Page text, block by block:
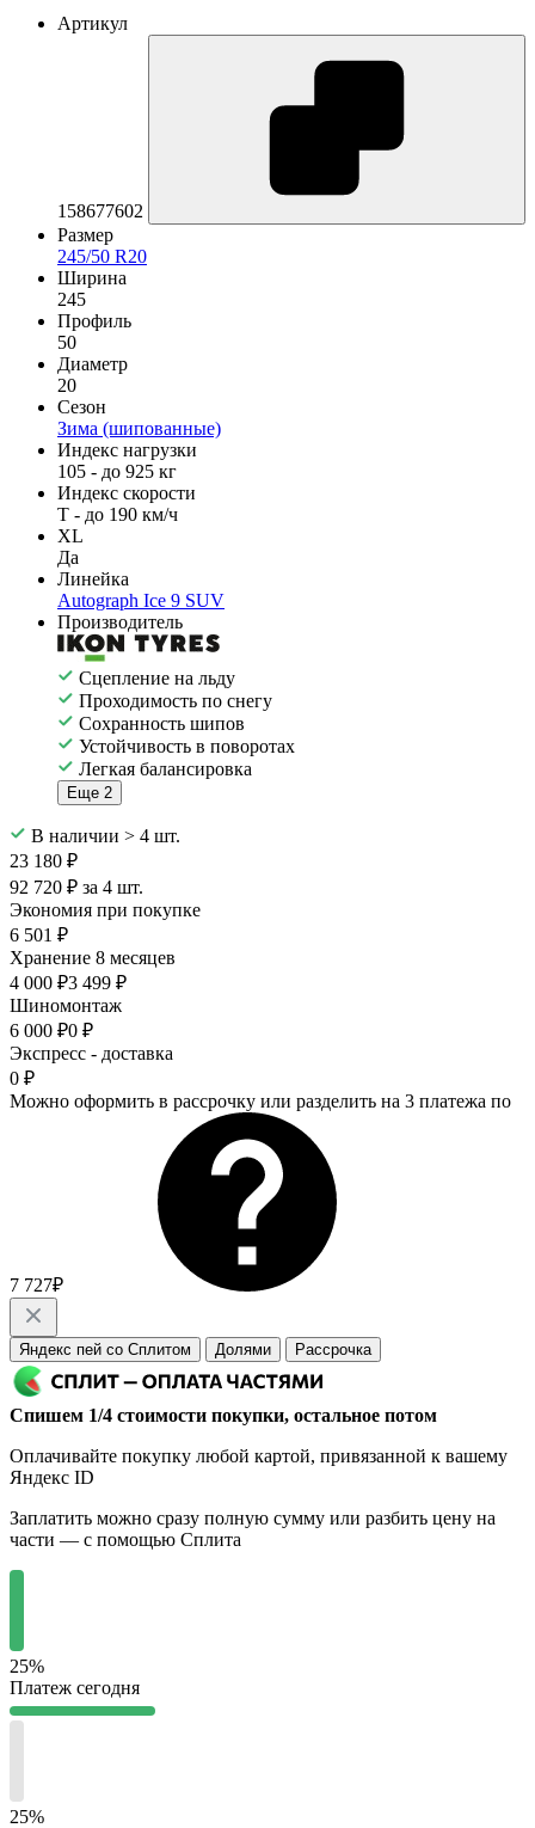
Артикул
158677602
Размер
245/50 R20
Ширина
245
Профиль
50
Диаметр
20
Сезон
Зима (шипованные)
Индекс нагрузки
105 - до 925 кг
Индекс скорости
T - до 190 км/ч
XL
Да
Линейка
Autograph Ice 9 SUV
Производитель
Сцепление на льду
Проходимость по снегу
Сохранность шипов
Устойчивость в поворотах
Легкая балансировка
Еще 2
В наличии > 4 шт.
23 180 ₽
92 720 ₽ за 4 шт.
Экономия при покупке
6 501 ₽
Хранение 8 месяцев
4 000 ₽3 499 ₽
Шиномонтаж
6 000 ₽0 ₽
Экспресс - доставка
0 ₽
Можно оформить в рассрочку или разделить на 3 платежа по
7 727₽
Яндекс пей со Сплитом Долями Рассрочка
Спишем 1/4 стоимости покупки, остальное потом
Оплачивайте покупку любой картой, привязанной к вашему
Яндекс ID
Заплатить можно сразу полную сумму или разбить цену на
части — с помощью Сплита
25%
Платеж сегодня
25%